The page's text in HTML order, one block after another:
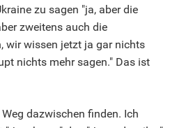
zu sagen "ja, aber die
zweitens auch die
wir wissen jetzt ja gar nichts
nichts mehr sagen." Das ist
dazwischen finden. Ich